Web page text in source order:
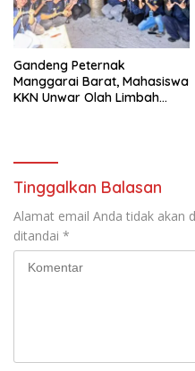
Gandeng Peternak
Manggarai Barat, Mahasiswa
KKN Unwar Olah Limbah
Tinggalkan Balasan
Alamat email Anda tidak akan
ditandai *